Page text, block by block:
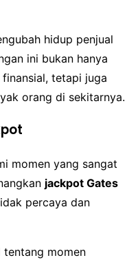
hidup penjual
ini bukan hanya
tetapi juga
orang di sekitarnya.
momen yang sangat
jackpot Gates
percaya dan
tentang momen